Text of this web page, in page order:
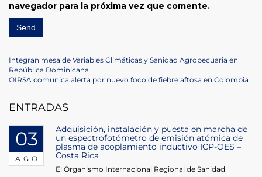
navegador para la próxima vez que comente.
Navegación
de
entradas
Previous
Post
Integran mesa de Variables Climáticas y Sanidad Agropecuaria en
República Dominicana
Next
OIRSA comunica alerta por nuevo foco de fiebre aftosa en Colombia
ENTRADAS
03
AGO
Adquisición, instalación y puesta en marcha de
un espectrofotómetro de emisión atómica de
plasma de acoplamiento inductivo ICP-OES –
Costa Rica
El Organismo Internacional Regional de Sanidad